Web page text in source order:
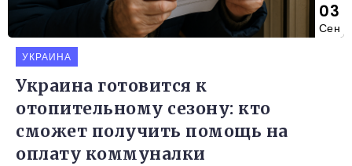
03
Сен
УКРАИНА
Украина готовится к
отопительному сезону: кто
сможет получить помощь на
оплату коммуналки